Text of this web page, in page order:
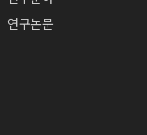
연구논문